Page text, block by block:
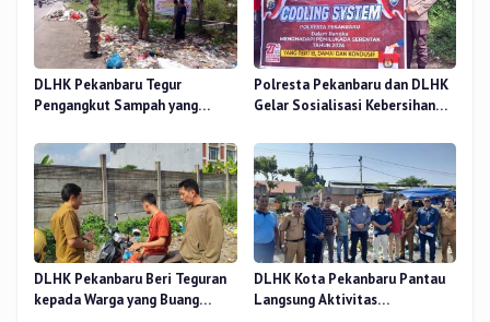
DLHK Pekanbaru Tegur
Pengangkut Sampah yang
Polresta Pekanbaru dan DLHK
Gelar Sosialisasi Kebersihan
Serentak
DLHK Pekanbaru Beri Teguran
kepada Warga yang Buang
DLHK Kota Pekanbaru Pantau
Langsung Aktivitas